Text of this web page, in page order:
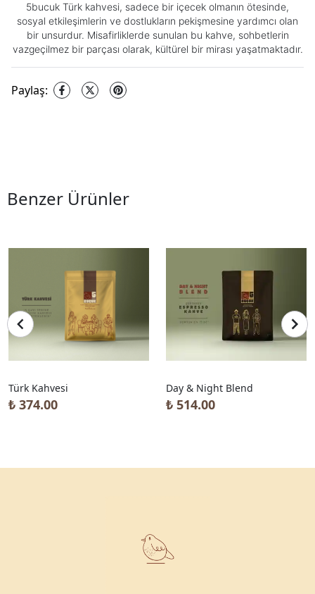
5bucuk Türk kahvesi, sadece bir içecek olmanın ötesinde,
sosyal etkileşimlerin ve dostlukların pekişmesine yardımcı olan
bir unsurdur. Misafirliklerde sunulan bu kahve, sohbetlerin
vazgeçilmez bir parçası olarak, kültürel bir mirası yaşatmaktadır.
Paylaş:
Benzer Ürünler
Türk Kahvesi
₺ 374.00
Day & Night Blend
₺ 514.00